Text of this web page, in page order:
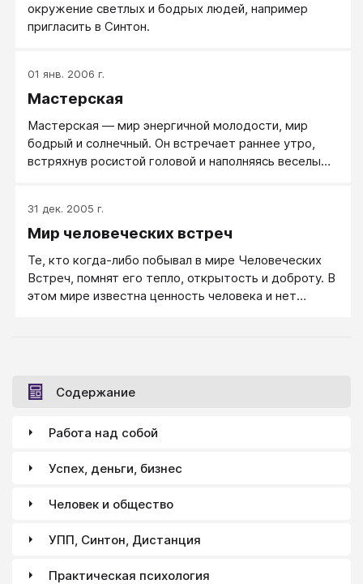
окружение светлых и бодрых людей, например
пригласить в Синтон.
01 янв. 2006 г.
Мастерская
Мастерская — мир энергичной молодости, мир
бодрый и солнечный. Он встречает раннее утро,
встряхнув росистой головой и наполняясь веселым
скоро заготовки в руках Мастера превращаются в
Шедевры… Каждый день мир становится чуть
сегодня оказывается реальностью. В этом мире
много счастья, звонких песен.
31 дек. 2005 г.
Мир человеческих встреч
Те, кто когда-либо побывал в мире Человеческих
Встреч, помнят его тепло, открытость и доброту. В
этом мире известна ценность человека и нет
Вы стали вместе.
Содержание
Работа над собой
Успех, деньги, бизнес
Человек и общество
УПП, Синтон, Дистанция
Практическая психология